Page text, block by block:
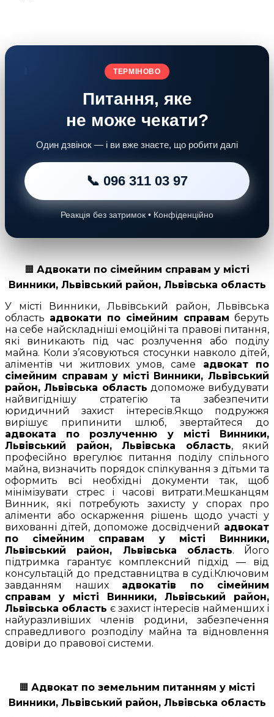
ТЕРМІНОВО
Питання, яке
не може чекати?
Один дзвінок — і ви вже знаєте, що робити далі
📞 096 311 03 97
Реакція без затримок • Конфіденційно
🟧 Адвокати по сімейним справам у місті
Винники, Львівський район, Львівська область
У місті Винники, Львівський район, Львівська
область адвокати по сімейним справам беруть
на себе найскладніші емоційні та правові питання,
які виникають під час розлучення або поділу
майна. Коли з’ясовуються стосунки навколо дітей,
аліментів чи житлових умов, саме адвокат по
сімейним справам у місті Винники, Львівський
район, Львівська область допоможе вибудувати
найвигіднішу стратегію та забезпечити
юридичний захист інтересів.Якщо подружжя
вирішує припинити шлюб, звертайтеся до
адвоката по розлученню у місті Винники,
Львівський район, Львівська область, який
професійно врегулює питання поділу спільного
майна, визначить порядок спілкування з дітьми та
оформить всі необхідні документи так, щоб
мінімізувати стрес і часові витрати.Мешканцям
Винник, які потребують захисту у спорах про
аліменти або оскарження рішень щодо участі у
вихованні дітей, допоможе досвідчений адвокат
по сімейним справам у місті Винники,
Львівський район, Львівська область. Його
підтримка гарантує комплексний підхід — від
консультацій до представництва в суді.Ключовим
завданням наших адвокатів по сімейним
справам у місті Винники, Львівський район,
Львівська область є захист інтересів найменших і
найуразливіших членів родини, забезпечення
справедливого розподілу майна та відновлення
довіри до правової системи.
🟧 Адвокат по земельним питанням у місті
Винники, Львівський район, Львівська область